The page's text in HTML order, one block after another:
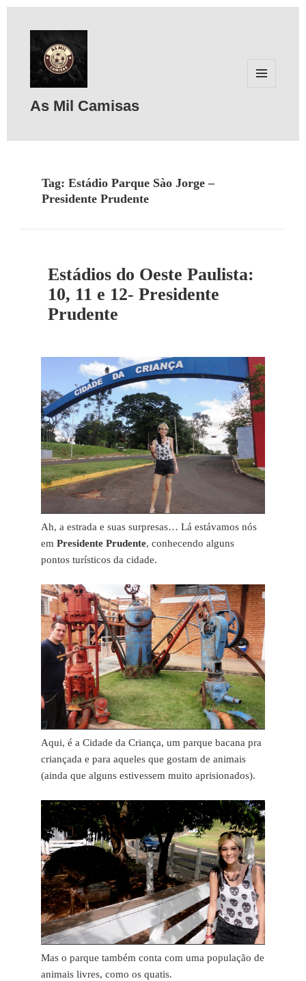
As Mil Camisas
Tag:Estádio Parque Sào Jorge –
Presidente Prudente
Estádios do Oeste Paulista:
10, 11 e 12- Presidente
Prudente
Ah, a estrada e suas surpresas… Lá estávamos nós
em Presidente Prudente, conhecendo alguns
pontos turísticos da cidade.
Aqui, é a Cidade da Criança, um parque bacana pra
criançada e para aqueles que gostam de animais
(ainda que alguns estivessem muito aprisionados).
Mas o parque também conta com uma população de
animais livres, como os quatis.